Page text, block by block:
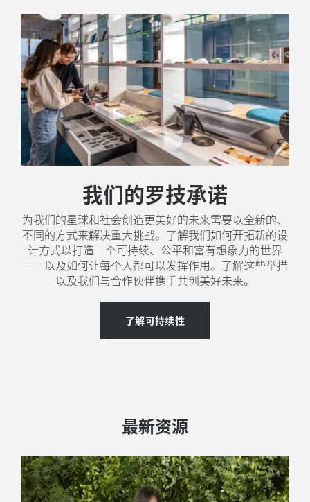
我们的罗技承诺
为我们的星球和社会创造更美好的未来需要以全新的、
不同的方式来解决重大挑战。了解我们如何开拓新的设
计方式以打造一个可持续、公平和富有想象力的世界
——以及如何让每个人都可以发挥作用。了解这些举措
以及我们与合作伙伴携手共创美好未来。
了解可持续性
最新资源